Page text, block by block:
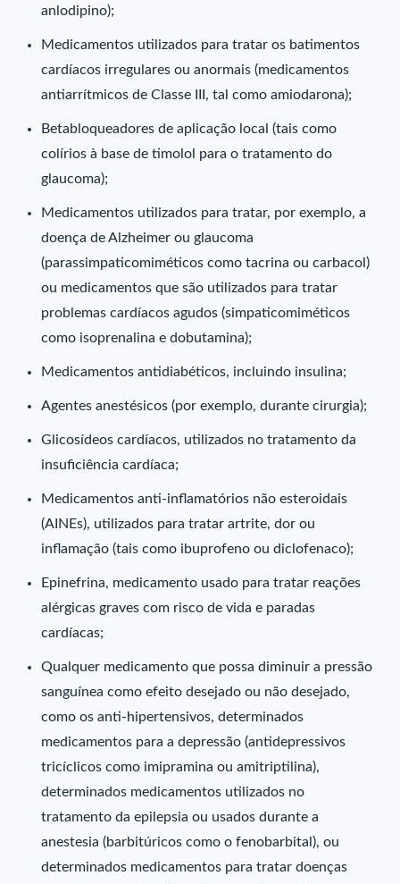
anlodipino);
Medicamentos utilizados para tratar os batimentos
cardíacos irregulares ou anormais (medicamentos
antiarrítmicos de Classe III, tal como amiodarona);
Betabloqueadores de aplicação local (tais como
colírios à base de timolol para o tratamento do
glaucoma);
Medicamentos utilizados para tratar, por exemplo, a
doença de Alzheimer ou glaucoma
(parassimpaticomiméticos como tacrina ou carbacol)
ou medicamentos que são utilizados para tratar
problemas cardíacos agudos (simpaticomiméticos
como isoprenalina e dobutamina);
Medicamentos antidiabéticos, incluindo insulina;
Agentes anestésicos (por exemplo, durante cirurgia);
Glicosídeos cardíacos, utilizados no tratamento da
insuficiência cardíaca;
Medicamentos anti-inflamatórios não esteroidais
(AINEs), utilizados para tratar artrite, dor ou
inflamação (tais como ibuprofeno ou diclofenaco);
Epinefrina, medicamento usado para tratar reações
alérgicas graves com risco de vida e paradas
cardíacas;
Qualquer medicamento que possa diminuir a pressão
sanguínea como efeito desejado ou não desejado,
como os anti-hipertensivos, determinados
medicamentos para a depressão (antidepressivos
tricíclicos como imipramina ou amitriptilina),
determinados medicamentos utilizados no
tratamento da epilepsia ou usados durante a
anestesia (barbitúricos como o fenobarbital), ou
determinados medicamentos para tratar doenças